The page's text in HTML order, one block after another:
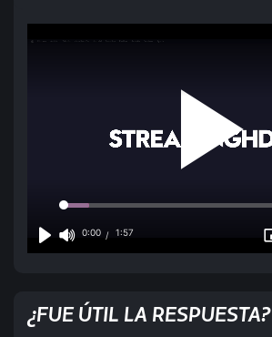
¿FUE ÚTIL LA RESPUESTA?